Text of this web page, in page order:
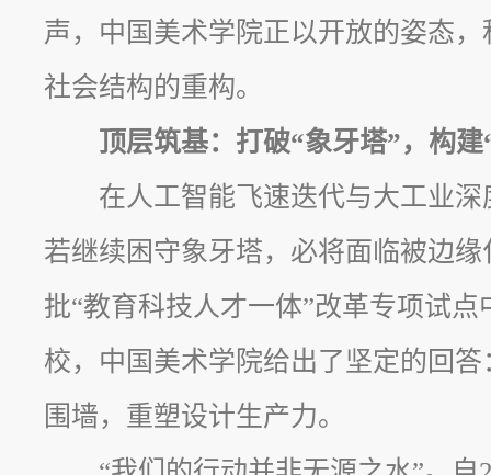
声，中国美术学院正以开放的姿态
社会结构的重构。
顶层筑基：打破“象牙塔”，构
在人工智能飞速迭代与大工业
若继续困守象牙塔，必将面临被边
批“教育科技人才一体”改革专项试
校，中国美术学院给出了坚定的回
围墙，重塑设计生产力。